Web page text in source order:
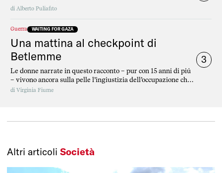
di Alberto Puliafito
Guerra WAITING FOR GAZA
Una mattina al checkpoint di
Betlemme
Le donne narrate in questo racconto – pur con 15 anni di piú
– vivono ancora sulla pelle l’ingiustizia dell’occupazione che
si ripete ogni giorno uguale.
di Virginia Fiume
3
Altri articoli Società